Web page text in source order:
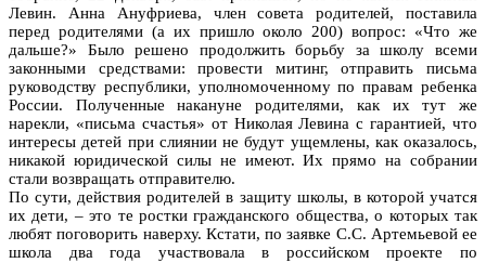
Левин. Анна Ануфриева, член совета родителей, поставила
перед родителями (а их пришло около 200) вопрос: «Что же
дальше?» Было решено продолжить борьбу за школу всеми
законными средствами: провести митинг, отправить письма
руководству республики, уполномоченному по правам ребенка
России. Полученные накануне родителями, как их тут же
нарекли, «письма счастья» от Николая Левина с гарантией, что
интересы детей при слиянии не будут ущемлены, как оказалось,
никакой юридической силы не имеют. Их прямо на собрании
стали возвращать отправителю.
По сути, действия родителей в защиту школы, в которой учатся
их дети, – это те ростки гражданского общества, о которых так
любят поговорить наверху. Кстати, по заявке С.С. Артемьевой ее
школа два года участвовала в российском проекте по